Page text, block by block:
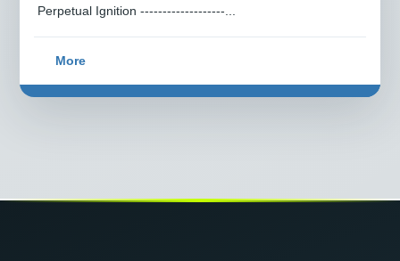
Perpetual Ignition -------------------...
More